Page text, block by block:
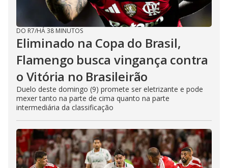
DO R7/HÁ 38 MINUTOS
Eliminado na Copa do Brasil,
Flamengo busca vingança contra
o Vitória no Brasileirão
Duelo deste domingo (9) promete ser eletrizante e pode
mexer tanto na parte de cima quanto na parte
intermediária da classificação